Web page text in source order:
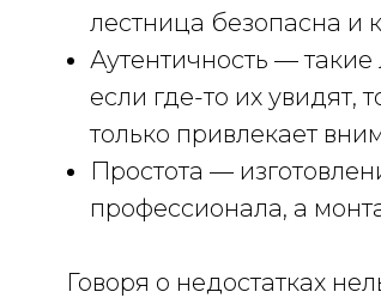
лестница безопасна и
Аутентичность —
если где-то их увидят,
только привлекает
Простота —
профессионала, а
Говоря о недостатках